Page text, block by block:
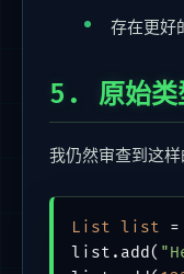
存在更好
5. 原始类
我仍然审查到这样
List list =
list.add(